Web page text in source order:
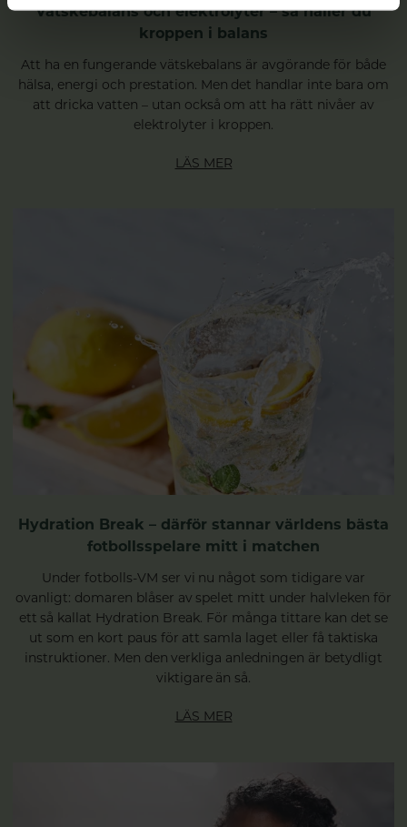
Vätskebalans och elektrolyter – så håller du
kroppen i balans
Att ha en fungerande vätskebalans är avgörande för både
hälsa, energi och prestation. Men det handlar inte bara om
att dricka vatten – utan också om att ha rätt nivåer av
elektrolyter i kroppen.
LÄS MER
Hydration Break – därför stannar världens bästa
fotbollsspelare mitt i matchen
Under fotbolls-VM ser vi nu något som tidigare var
ovanligt: domaren blåser av spelet mitt under halvleken för
ett så kallat Hydration Break. För många tittare kan det se
ut som en kort paus för att samla laget eller få taktiska
instruktioner. Men den verkliga anledningen är betydligt
viktigare än så.
LÄS MER